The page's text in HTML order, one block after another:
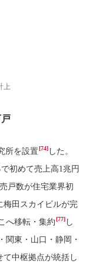
上
所を設置 [74] した。
初めて売上高1兆円
戸数が住宅業界初
梅田スカイビルが完
へ移転・集約 [77] し
関東・山口・静岡・
て中枢拠点が統括し